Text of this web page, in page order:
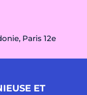
Paris 12e
ET